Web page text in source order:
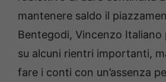
mantenere saldo il
Bentegodi, Vincenzo
su alcuni rientri importanti,
fare i conti con un’assenza